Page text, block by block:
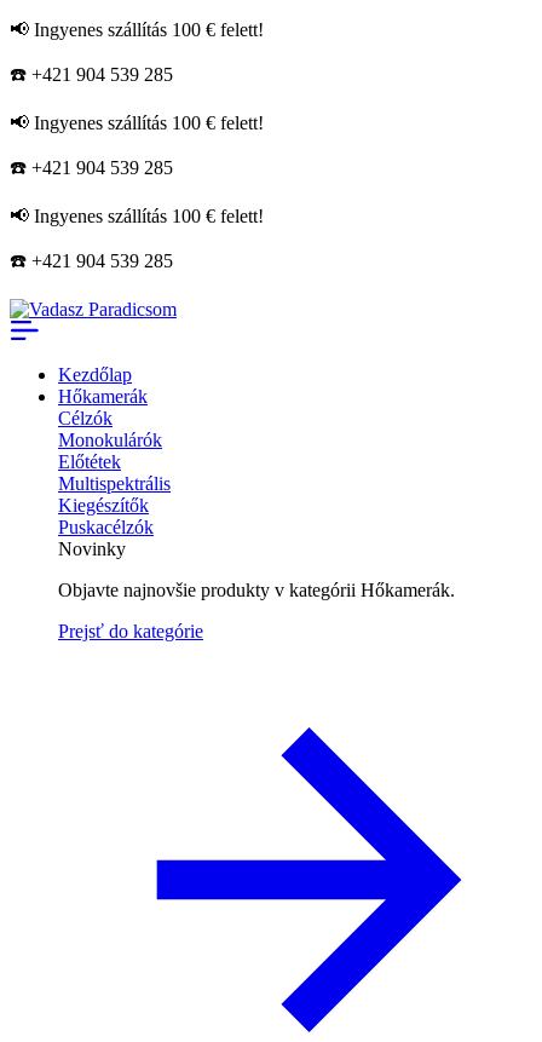
📢 Ingyenes szállítás 100 € felett!
☎️ +421 904 539 285
📢 Ingyenes szállítás 100 € felett!
☎️ +421 904 539 285
📢 Ingyenes szállítás 100 € felett!
☎️ +421 904 539 285
Kezdőlap
Hőkamerák
Célzók
Monokulárók
Előtétek
Multispektrális
Kiegészítők
Puskacélzók
Novinky
Objavte najnovšie produkty v kategórii Hőkamerák.
Prejsť do kategórie